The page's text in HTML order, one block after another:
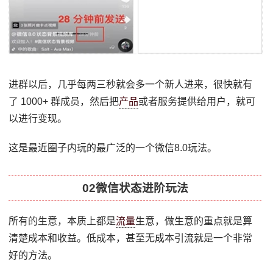
进群以后，几乎每两三秒就会多一个新人进来，很快就有
了 1000+ 群成员，然后把产品或者服务提供给用户，就可
以进行变现。
这是最近圈子内玩的最广泛的一个微信8.0玩法。
02微信状态进阶玩法
所有的生意，本质上都是流量生意，做生意的重点就是算
清楚成本和收益。低成本，甚至无成本引流就是一个非常
好的方法。